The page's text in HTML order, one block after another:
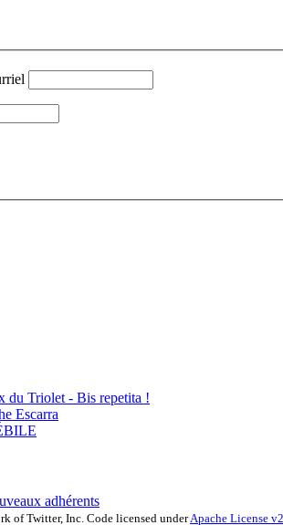
du Triolet - Bis repetita !
Escarra
adhérents
of Twitter, Inc. Code licensed underApache License